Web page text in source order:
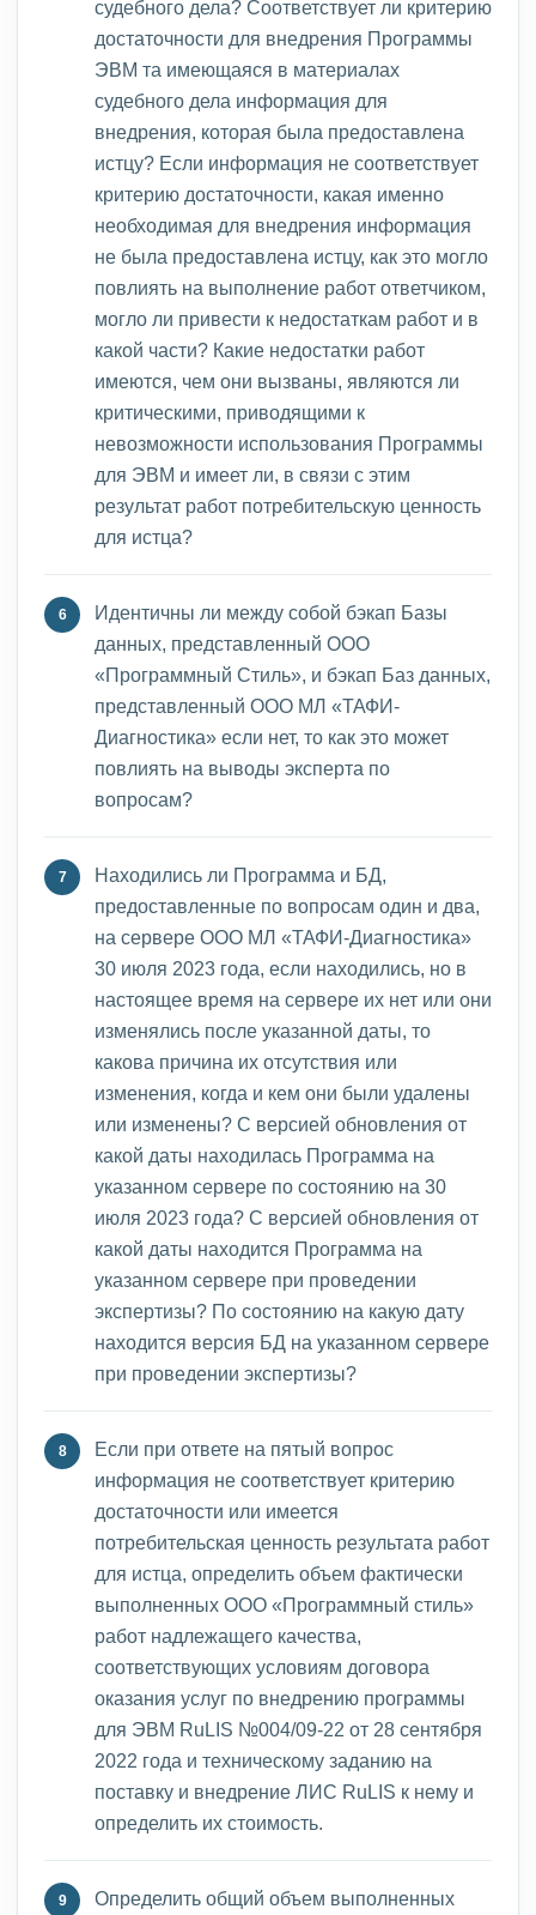
судебного дела? Соответствует ли критерию
достаточности для внедрения Программы
ЭВМ та имеющаяся в материалах
судебного дела информация для
внедрения, которая была предоставлена
истцу? Если информация не соответствует
критерию достаточности, какая именно
необходимая для внедрения информация
не была предоставлена истцу, как это могло
повлиять на выполнение работ ответчиком,
могло ли привести к недостаткам работ и в
какой части? Какие недостатки работ
имеются, чем они вызваны, являются ли
критическими, приводящими к
невозможности использования Программы
для ЭВМ и имеет ли, в связи с этим
результат работ потребительскую ценность
для истца?
Идентичны ли между собой бэкап Базы
данных, представленный ООО
«Программный Стиль», и бэкап Баз данных,
представленный ООО МЛ «ТАФИ-
Диагностика» если нет, то как это может
повлиять на выводы эксперта по
вопросам?
Находились ли Программа и БД,
предоставленные по вопросам один и два,
на сервере ООО МЛ «ТАФИ-Диагностика»
30 июля 2023 года, если находились, но в
настоящее время на сервере их нет или они
изменялись после указанной даты, то
какова причина их отсутствия или
изменения, когда и кем они были удалены
или изменены? С версией обновления от
какой даты находилась Программа на
указанном сервере по состоянию на 30
июля 2023 года? С версией обновления от
какой даты находится Программа на
указанном сервере при проведении
экспертизы? По состоянию на какую дату
находится версия БД на указанном сервере
при проведении экспертизы?
Если при ответе на пятый вопрос
информация не соответствует критерию
достаточности или имеется
потребительская ценность результата работ
для истца, определить объем фактически
выполненных ООО «Программный стиль»
работ надлежащего качества,
соответствующих условиям договора
оказания услуг по внедрению программы
для ЭВМ RuLIS №004/09-22 от 28 сентября
2022 года и техническому заданию на
поставку и внедрение ЛИС RuLIS к нему и
определить их стоимость.
Определить общий объем выполненных